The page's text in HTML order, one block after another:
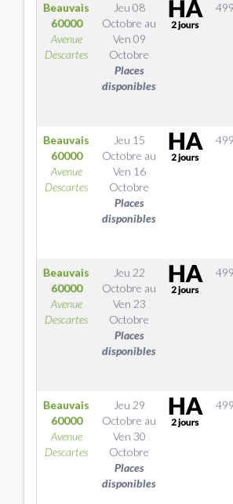
Beauvais
60000
Avenue
Descartes
Jeu 08
Octobre au
Ven 09
Octobre
Places
disponibles
499
Beauvais
60000
Avenue
Descartes
Jeu 15
Octobre au
Ven 16
Octobre
Places
disponibles
499
Beauvais
60000
Avenue
Descartes
Jeu 22
Octobre au
Ven 23
Octobre
Places
disponibles
499
Beauvais
60000
Avenue
Descartes
Jeu 29
Octobre au
Ven 30
Octobre
Places
disponibles
499